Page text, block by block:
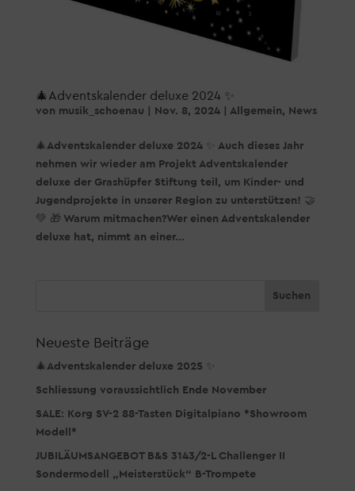
🎄Adventskalender deluxe 2024 ✨
von musik_schoenau Nov. 8, 2024| Allgemein, News
🎄Adventskalender deluxe 2024 ✨ Auch dieses Jahr
nehmen wir wieder am Projekt Adventskalender
deluxe der Grashüpfer Stiftung teil, um Kinder- und
Jugendprojekte in unserer Region zu unterstützen! 🤝
💚 🎁 Warum mitmachen?Wer einen Adventskalender
deluxe hat, nimmt an einer...
Neueste Beiträge
🎄Adventskalender deluxe 2025 ✨
Schliessung voraussichtlich Ende November
SALE: Korg SV-2 88-Tasten Digitalpiano *Showroom
Modell*
JUBILÄUMSANGEBOT B&S 3143/2-L Challenger II
Sondermodell „Meisterstück“ B-Trompete